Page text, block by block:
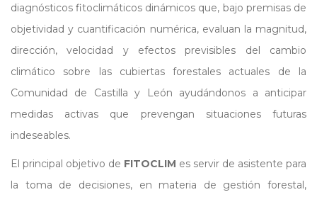
diagnósticos fitoclimáticos dinámicos que, bajo premisas de
objetividad y cuantificación numérica, evaluan la magnitud,
dirección, velocidad y efectos previsibles del cambio
climático sobre las cubiertas forestales actuales de la
Comunidad de Castilla y León ayudándonos a anticipar
medidas activas que prevengan situaciones futuras
indeseables.
El principal objetivo de FITOCLIM es servir de asistente para
la toma de decisiones, en materia de gestión forestal,